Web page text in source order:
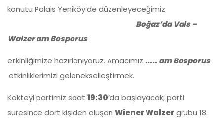
konutu Palais Yeniköy’de düzenleyeceğimiz
Boğaz’da Vals –
Walzer am Bosporus
etkinliğimize hazırlanıyoruz. Amacımız ..... am Bosporus
etkinliklerimizi gelenekselleştirmek.
Kokteyl partimiz saat 19:30’da başlayacak; parti
süresince dört kişiden oluşan Wiener Walzergrubu 18.